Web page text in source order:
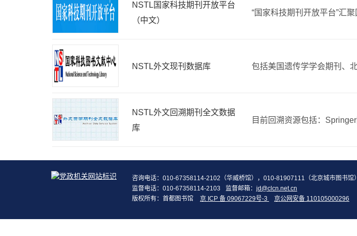
NSTL国家科技期刊开放平台
（中文）
NSTL外文现刊数据库
NSTL外文回溯期刊全文数据
库
咨询电话：010-67358114-2102（华威桥馆），010-81907111（北京城市图书馆）
监督电话：010-67358114-2103
监督邮箱： jd@clcn.net.cn
版权所有：首都图书馆
京 ICP 备 09067229号-3 京公网安备 110105000296